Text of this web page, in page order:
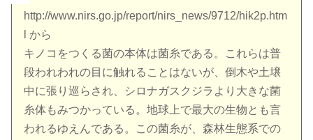
http://www.nirs.go.jp/report/nirs_news/9712/hik2p.htm
l から
キノコをつくる菌の本体は菌糸である。これらは普
段われわれの目に触れることはないが、倒木や土壌
中に張り巡らされ、シロナガスクジラより大きな菌
糸体もみつかっている。地球上で最大の生物とも言
われるゆえんである。この菌糸が、森林生態系での